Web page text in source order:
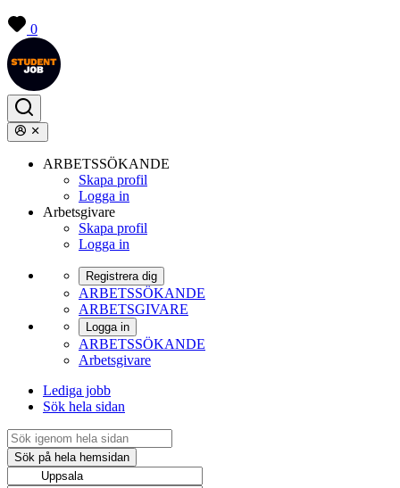
0
ARBETSSÖKANDE
Skapa profil
Logga in
Arbetsgivare
Skapa profil
Logga in
Registrera dig
ARBETSSÖKANDE
ARBETSGIVARE
Logga in
ARBETSSÖKANDE
Arbetsgivare
Lediga jobb
Sök hela sidan